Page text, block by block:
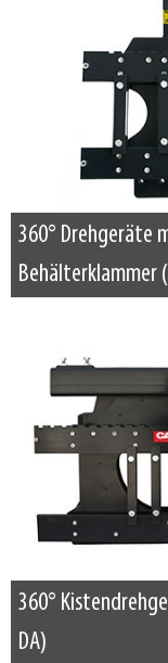
360° Drehgeräte
Behälterklammer
360°
DA)